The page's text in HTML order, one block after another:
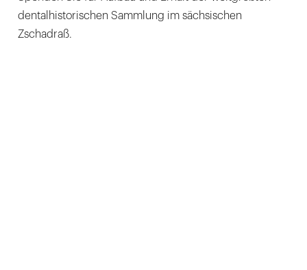
dentalhistorischen Sammlung im sächsischen
Zschadraß.